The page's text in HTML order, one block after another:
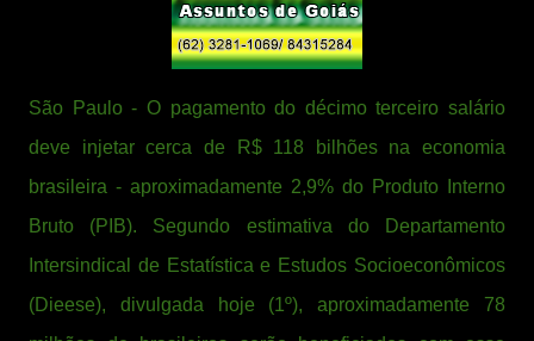
São Paulo - O pagamento do décimo terceiro salário
deve injetar cerca de R$ 118 bilhões na economia
brasileira - aproximadamente 2,9% do Produto Interno
Bruto (PIB). Segundo estimativa do Departamento
Intersindical de Estatística e Estudos Socioeconômicos
(Dieese), divulgada hoje (1º), aproximadamente 78